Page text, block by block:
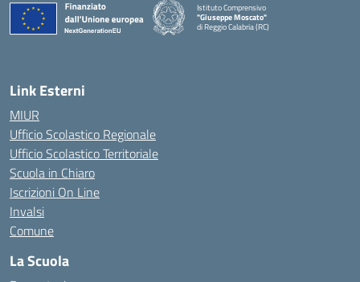
Istituto Comprensivo
"Giuseppe Moscato"
di Reggio Calabria (RC)
— Visita la pagina iniziale della scuola
Link Esterni
MIUR
Ufficio Scolastico Regionale
Ufficio Scolastico Territoriale
Scuola in Chiaro
Iscrizioni On Line
Invalsi
Comune
La Scuola